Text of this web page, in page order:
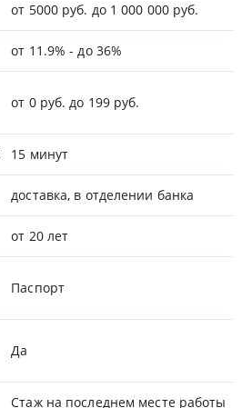
от 5000 руб. до 1 000 000 руб.
от 11.9% - до 36%
от 0 руб. до 199 руб.
15 минут
доставка, в отделении банка
от 20 лет
Паспорт
Да
Стаж на последнем месте работы